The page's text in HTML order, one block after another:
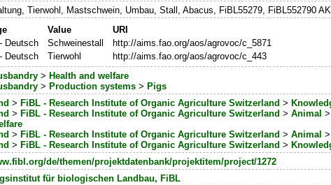
Tierwohl, Mastschwein, Umbau, Stall, Abacus, FiBL55279, FiBL552790
Value
URI
Deutsch
Schweinestall
http://aims.fao.org/aos/agrovoc/c_5871
Deutsch
Tierwohl
http://aims.fao.org/aos/agrovoc/c_443
> Health and welfare
> Production systems > Pigs
> FiBL - Research Institute of Organic Agriculture Switzerland >
> FiBL - Research Institute of Organic Agriculture Switzerland >Animal
> FiBL - Research Institute of Organic Agriculture Switzerland >Animal >
> FiBL - Research Institute of Organic Agriculture Switzerland >
de/themen/projektdatenbank/projektitem/project/1272
für biologischen Landbau, FiBL